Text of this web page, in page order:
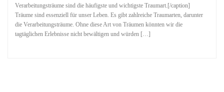
Verarbeitungsträume sind die häufigste und wichtigste Traumart.[/caption]
Träume sind essenziell für unser Leben. Es gibt zahlreiche Traumarten, darunter
die Verarbeitungsträume. Ohne diese Art von Träumen könnten wir die
tagtäglichen Erlebnisse nicht bewältigen und würden […]